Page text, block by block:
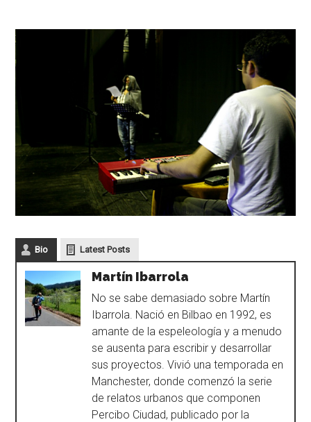
Bio Latest Posts
Martín Ibarrola
No se sabe demasiado sobre Martín
Ibarrola. Nació en Bilbao en 1992, es
amante de la espeleología y a menudo
se ausenta para escribir y desarrollar
sus proyectos. Vivió una temporada en
Manchester, donde comenzó la serie
de relatos urbanos que componen
Percibo Ciudad, publicado por la